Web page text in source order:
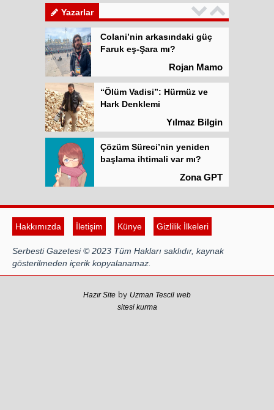
Yazarlar Atilla Yüceak
Colani’nin arkasındaki güç
Faruk eş-Şara mı?
Rojan Mamo
“Ölüm Vadisi”: Hürmüz ve
Hark Denklemi
Yılmaz Bilgin
Çözüm Süreci’nin yeniden
başlama ihtimali var mı?
Zona GPT
Atilla Yüceak
Colani’nin arkasındaki güç
Faruk eş-Şara mı?
“Ölüm Vadisi”: Hürmüz ve
Hakkımızda İletişim Künye Gizlilik İlkeleri
Serbesti Gazetesi © 2023 Tüm Hakları saklıdır, kaynak
gösterilmeden içerik kopyalanamaz.
Hazır Site by Uzman Tescil web
sitesi kurma